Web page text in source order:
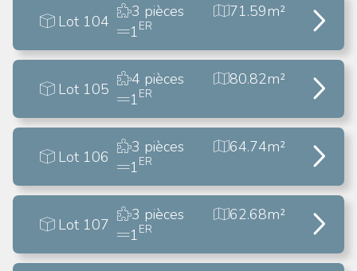
Lot 104
3 pièces
71.59m²
1ER
Lot 105
4 pièces
80.82m²
1ER
Lot 106
3 pièces
64.74m²
1ER
Lot 107
3 pièces
62.68m²
1ER